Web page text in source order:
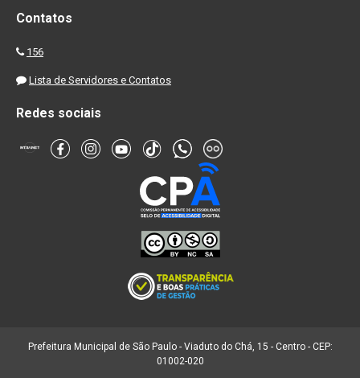
Contatos
156
Lista de Servidores e Contatos
Redes sociais
Prefeitura Municipal de São Paulo - Viaduto do Chá, 15 - Centro - CEP:
01002-020